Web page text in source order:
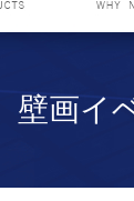
画イ